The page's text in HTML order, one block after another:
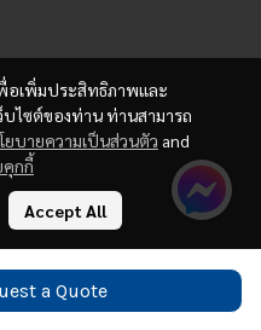
a Quote
อเพิ่มประสิทธิภาพและ
ไซต์ของท่าน ท่านสามารถ
ยบายความเป็นส่วนตัว and
คุกกี้
Accept All